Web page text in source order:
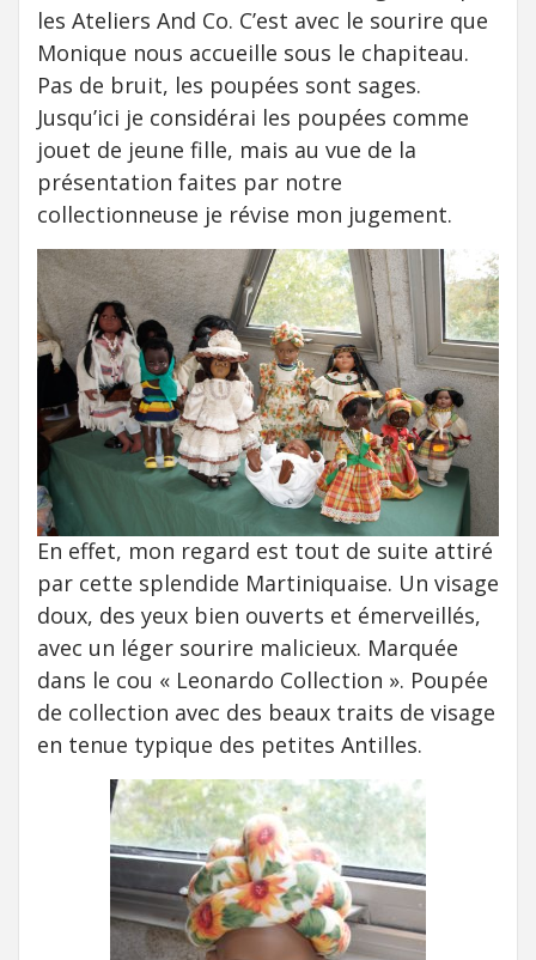
les Ateliers And Co. C’est avec le sourire que
Monique nous accueille sous le chapiteau.
Pas de bruit, les poupées sont sages.
Jusqu’ici je considérai les poupées comme
jouet de jeune fille, mais au vue de la
présentation faites par notre
collectionneuse je révise mon jugement.
En effet, mon regard est tout de suite attiré
par cette splendide Martiniquaise. Un visage
doux, des yeux bien ouverts et émerveillés,
avec un léger sourire malicieux. Marquée
dans le cou « Leonardo Collection ». Poupée
de collection avec des beaux traits de visage
en tenue typique des petites Antilles.